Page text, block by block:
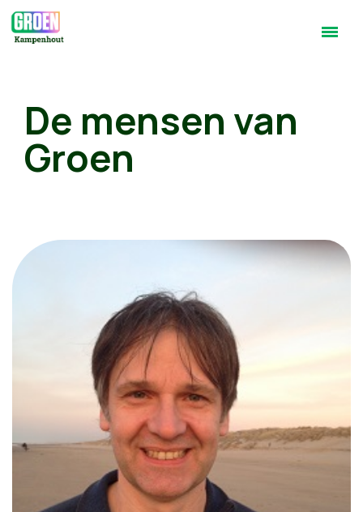
De mensen van
Groen